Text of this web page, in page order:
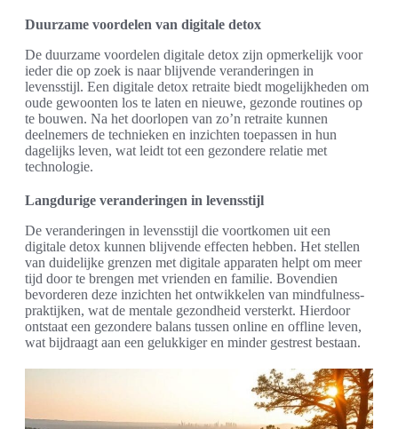
Duurzame voordelen van digitale detox
De duurzame voordelen digitale detox zijn opmerkelijk voor
ieder die op zoek is naar blijvende veranderingen in
levensstijl. Een digitale detox retraite biedt mogelijkheden om
oude gewoonten los te laten en nieuwe, gezonde routines op
te bouwen. Na het doorlopen van zo’n retraite kunnen
deelnemers de technieken en inzichten toepassen in hun
dagelijks leven, wat leidt tot een gezondere relatie met
technologie.
Langdurige veranderingen in levensstijl
De veranderingen in levensstijl die voortkomen uit een
digitale detox kunnen blijvende effecten hebben. Het stellen
van duidelijke grenzen met digitale apparaten helpt om meer
tijd door te brengen met vrienden en familie. Bovendien
bevorderen deze inzichten het ontwikkelen van mindfulness-
praktijken, wat de mentale gezondheid versterkt. Hierdoor
ontstaat een gezondere balans tussen online en offline leven,
wat bijdraagt aan een gelukkiger en minder gestrest bestaan.